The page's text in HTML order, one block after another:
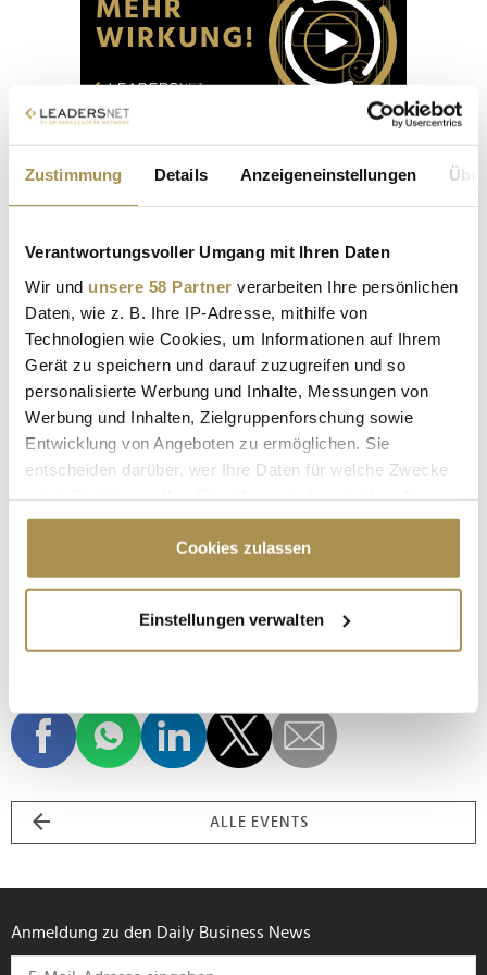
Zustimmung Details Anzeigeneinstellungen
Verantwortungsvoller Umgang mit Ihren Daten
Wir und unsere 58 Partner verarbeiten Ihre persönlichen
Daten, wie z. B. Ihre IP-Adresse, mithilfe von
Technologien wie Cookies, um Informationen auf Ihrem
Gerät zu speichern und darauf zuzugreifen und so
personalisierte Werbung und Inhalte, Messungen von
Werbung und Inhalten, Zielgruppenforschung sowie
Entwicklung von Angeboten zu ermöglichen. Sie
entscheiden darüber, wer Ihre Daten für welche Zwecke
Cookie-Erklärung oder durch Klicken auf das Privacy
Trigger Symbol ändern oder widerrufen
Informationen über Ihre geografische Lage
erfassen, welche bis auf einige Meter genau sein
bestimmten Merkmalen (Fingerprinting) identifizieren
Erfahren Sie mehr darüber, wie Ihre persönlichen Daten
Abschnitt Einzelheiten
fest.
analysieren. Außerdem geben wir Informationen zu Ihrer
Cookies zulassen
Einstellungen verwalten
Sphinx Sommerfest 2026
18. Juni 2026
Location: Sphinx HQ
Das Sphinx Sommerfest 2026 findet am 18. Juni auf der
Dachterrasse des Sphinx HQ in Wien statt und lädt zu einem
sommerlichen Abend mit Getränken, kulinarischem Angebot
und Live-Musik in entspannter Atmosphäre ein. Im
TEILNAHME NUR MIT EINLADUNG!
ALLE EVENTS
Anmeldung zu den Daily Business News